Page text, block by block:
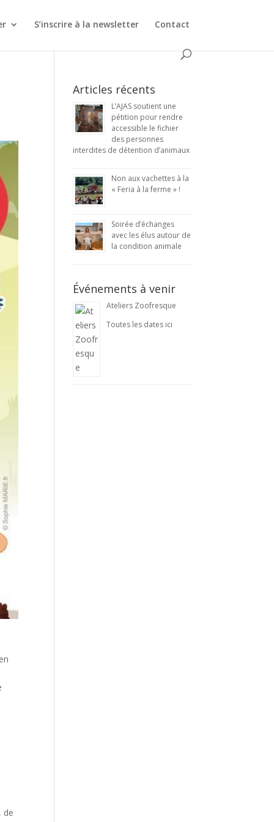
S’inscrire à la newsletter Contact
de
Articles récents
L’AJAS soutient une
pétition pour rendre
accessible le fichier
des personnes
interdites de détention d’animaux
Non aux vachettes à la
« Feria à la ferme » !
Soirée d’échanges
avec les élus autour de
la condition animale
Événements à venir
Ateliers Zoofresque
Toutes les dates ici